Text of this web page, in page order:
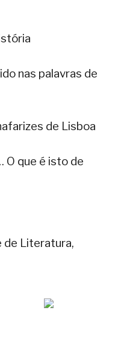
nas palavras de
de Lisboa
O que é isto de
de Literatura,